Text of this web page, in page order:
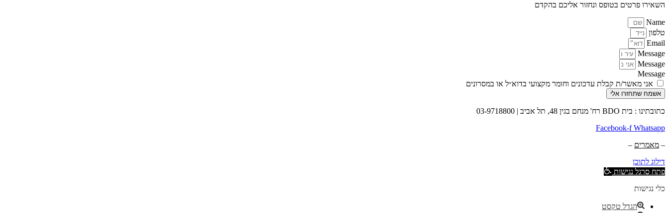
השאירו פרטים בטופס ונחזור אליכם בהקדם
Name
טלפון
Email
Message
Message
Message
אני מאשר/ת קבלת עדכונים וחומר מקצועי בדוא״ל או במסרונים
אשמח שתחזרו אלי
כתובתינו : בית BDO רח' מנחם בגין 48, תל אביב | 03-9718800
Facebook-f Whatsapp
– מאמרים –
דילוג לתוכן
פתח סרגל נגישות
כלי נגישות
הגדל טקסט